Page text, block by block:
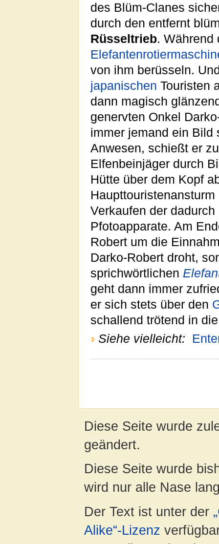
des Blüm-Clanes
durch den entfernt
Rüsseltrieb. Während
von ihm berüsseln.
japanischen Touristen
dann magisch
genervten Onkel
immer jemand ein
Anwesen, schießt er
Elfenbeinjäger durch
Hütte über dem Kopf
Verkaufen der
Pfotoapparate. Am
Robert um die
Darko-Robert droht,
sprichwörtlichen
geht dann immer
er sich stets über den
schallend trötend in
Siehe vielleicht:
Diese Seite wurde
geändert.
Diese Seite wurde
wird nur alle Nase
Der Text ist unter der
Alike“-Lizenz